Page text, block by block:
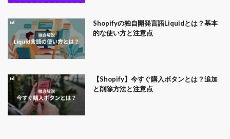
Shopifyの独自開発言語Liquidとは？基本
的な使い方と注意点
【Shopify】今すぐ購入ボタンとは？追加
と削除方法と注意点